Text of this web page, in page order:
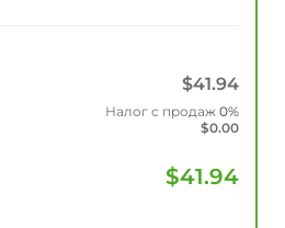
$41.94
Налог с продаж 0%
$0.00
$41.94